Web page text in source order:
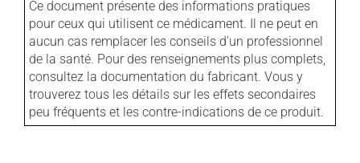
Ce document présente des informations pratiques
pour ceux qui utilisent ce médicament. Il ne peut en
aucun cas remplacer les conseils d'un professionnel
de la santé. Pour des renseignements plus complets,
consultez la documentation du fabricant. Vous y
trouverez tous les détails sur les effets secondaires
peu fréquents et les contre-indications de ce produit.